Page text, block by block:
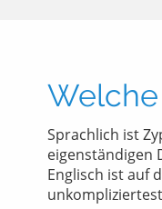
Sprachlich ist
eigenständigen
Englisch ist auf